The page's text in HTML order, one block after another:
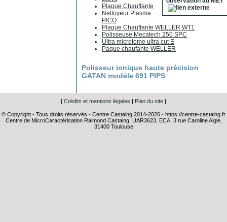
Plaque Chauffante
Nettoyeur Plasma
PICO
Plaque Chauffante WELLER WT1
Polisseuse Mecatech 250 SPC
Ultra microtome ultra cut E
Paque chaufante WELLER
Polisseur ionique haute précision
GATAN modèle 691 PIPS
| Crédits et mentions légales | Plan du site |
© Copyright - Tous droits réservés - Centre Castaing 2014-2026 - https://centre-castaing.fr
Centre de MicroCaractérisation Raimond Castaing, UAR3623, ECA, 3 rue Caroline Aigle,
31400 Toulouse